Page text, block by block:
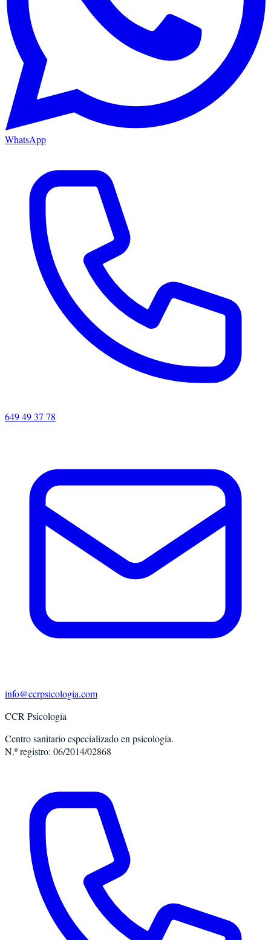
WhatsApp
649 49 37 78
info@ccrpsicologia.com
CCR Psicología
Centro sanitario especializado en psicología.
N.º registro: 06/2014/02868